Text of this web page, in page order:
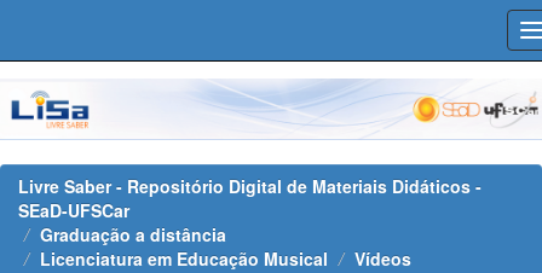
navigation
Livre Saber - Repositório Digital de Materiais Didáticos -
SEaD-UFSCar
Graduação a distância
Licenciatura em Educação Musical
Vídeos